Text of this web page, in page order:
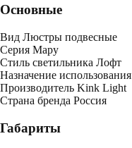
Основные
Вид Люстры подвесные
Серия Мару
Стиль светильника Лофт
Назначение использования
Производитель Kink Light
Страна бренда Россия
Габариты